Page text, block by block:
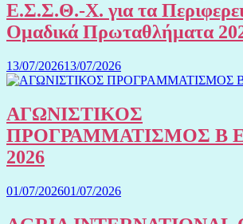
Ε.Σ.Σ.Θ.-Χ. για τα
Ομαδικά Πρωταθλήματα
13/07/202613/07/2026
ΑΓΩΝΙΣΤΙΚΟΣ
ΠΡΟΓΡΑΜΜΑΤΙΣΜΟΣ Β
2026
01/07/202601/07/2026